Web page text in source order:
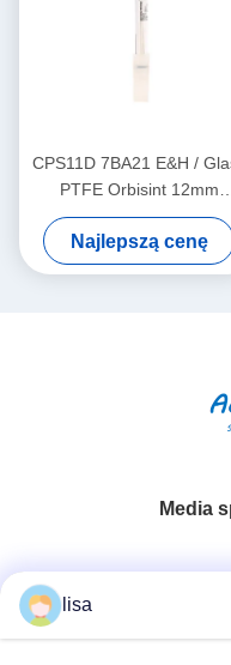
CPS11D 7BA21 E&H /
PTFE Orbisint 12mm
Endress Hauser
Cyfrowy czujnik pH
Najlepszą cenę
Media
lisa